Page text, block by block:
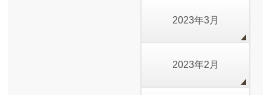
2023年3月
2023年2月